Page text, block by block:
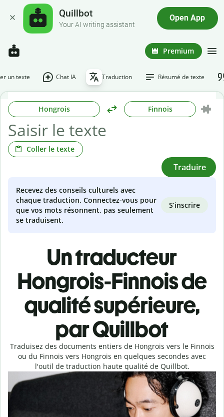
Quillbot
Your AI writing assistant
Open App
Premium
un texte Chat IA Traduction Résumé de texte
Hongrois Finnois
Coller le texte
Traduire
Recevez des conseils culturels avec
chaque traduction. Connectez-vous pour
que vos mots résonnent, pas seulement
se traduisent.
S’inscrire
Un traducteur
Hongrois-Finnois de
qualité supérieure,
par Quillbot
Traduisez des documents entiers de Hongrois vers le Finnois
ou du Finnois vers Hongrois en quelques secondes avec
l'outil de traduction haute qualité de Quillbot.